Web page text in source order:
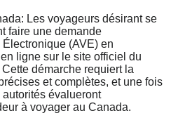
Les voyageurs désirant se
faire une demande
(AVE) en
ligne sur le site officiel du
démarche requiert la
et complètes, et une fois
évalueront
à voyager au Canada.